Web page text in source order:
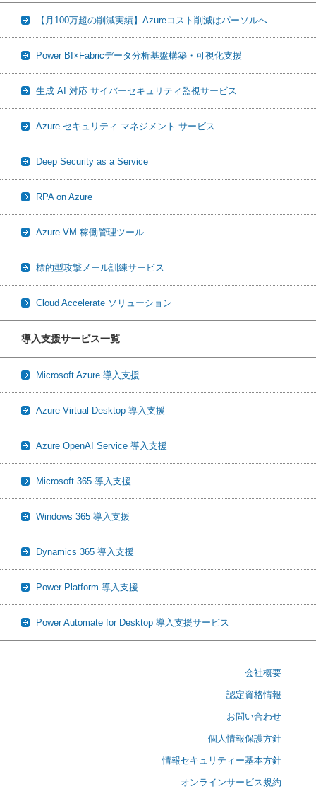
【月100万超の削減実績】Azureコスト削減はパーソルへ
Power BI×Fabricデータ分析基盤構築・可視化支援
生成 AI 対応 サイバーセキュリティ監視サービス
Azure セキュリティ マネジメント サービス
Deep Security as a Service
RPA on Azure
Azure VM 稼働管理ツール
標的型攻撃メール訓練サービス
Cloud Accelerate ソリューション
導入支援サービス一覧
Microsoft Azure 導入支援
Azure Virtual Desktop 導入支援
Azure OpenAI Service 導入支援
Microsoft 365 導入支援
Windows 365 導入支援
Dynamics 365 導入支援
Power Platform 導入支援
Power Automate for Desktop 導入支援サービス
会社概要
認定資格情報
お問い合わせ
個人情報保護方針
情報セキュリティー基本方針
オンラインサービス規約